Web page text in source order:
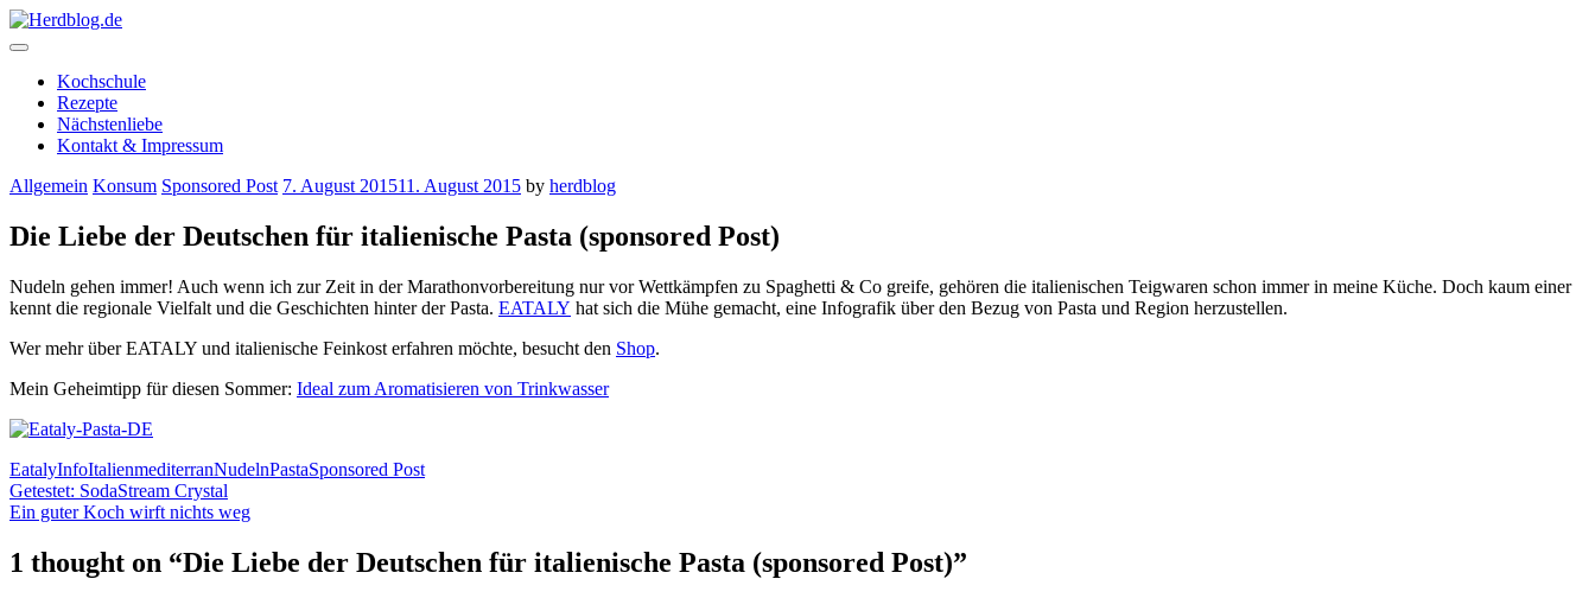
Skip
to
Herdblog.de
Kochschule
Rezepte
Nächstenliebe
Kontakt & Impressum
Allgemein Konsum Sponsored Post 7. August 201511. August 2015 by herdblog
Die Liebe der Deutschen für italienische Pasta (sponsored Post)
Nudeln gehen immer! Auch wenn ich zur Zeit in der Marathonvorbereitung nur vor Wettkämpfen zu Spaghetti & Co greife, gehören die italienischen Teigwaren schon immer in meine Küche. Doch kaum einer
kennt die regionale Vielfalt und die Geschichten hinter der Pasta. EATALY hat sich die Mühe gemacht, eine Infografik über den Bezug von Pasta und Region herzustellen.
Wer mehr über EATALY und italienische Feinkost erfahren möchte, besucht den Shop.
Mein Geheimtipp für diesen Sommer: Ideal zum Aromatisieren von Trinkwasser
EatalyInfoItalienmediterranNudelnPastaSponsored Post
Beitragsnavigation
Getestet: SodaStream Crystal
Ein guter Koch wirft nichts weg
1 thought on “Die Liebe der Deutschen für italienische Pasta (sponsored Post)”